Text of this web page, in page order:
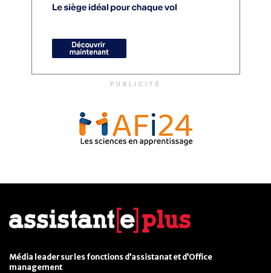
PUBLICITÉ
Média leader sur les fonctions d’assistanat et d’Office
management